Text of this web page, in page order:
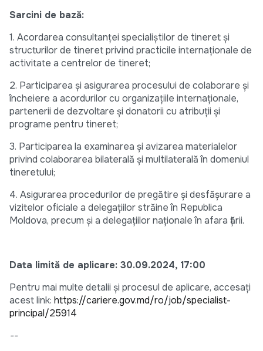
Sarcini de bază:
1. Acordarea consultanței specialiștilor de tineret și
structurilor de tineret privind practicile internaționale de
activitate a centrelor de tineret;
2. Participarea și asigurarea procesului de colaborare și
încheiere a acordurilor cu organizațiile internaționale,
partenerii de dezvoltare și donatorii cu atribuții și
programe pentru tineret;
3. Participarea la examinarea și avizarea materialelor
privind colaborarea bilaterală și multilaterală în domeniul
tineretului;
4. Asigurarea procedurilor de pregătire și desfășurare a
vizitelor oficiale a delegațiilor străine în Republica
Moldova, precum și a delegațiilor naționale în afara țării.
Data limită de aplicare: 30.09.2024, 17:00
Pentru mai multe detalii și procesul de aplicare, accesați
acest link: https://cariere.gov.md/ro/job/specialist-
principal/25914
--